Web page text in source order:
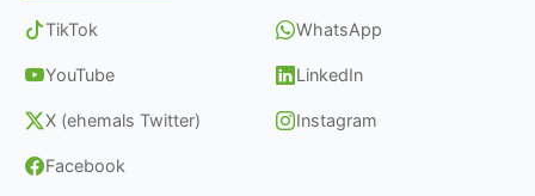
TikTok WhatsApp
YouTube LinkedIn
X (ehemals Twitter) Instagram
Facebook